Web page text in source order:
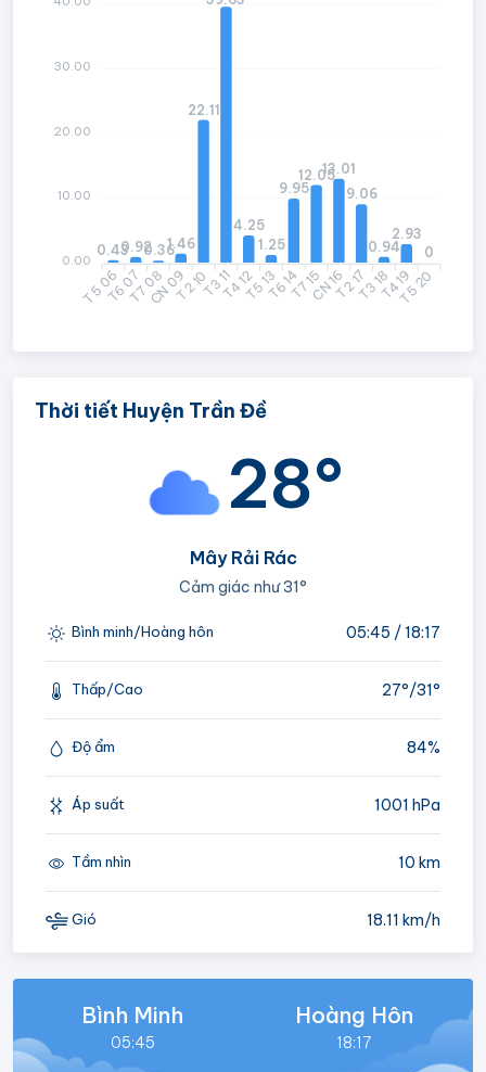
T5 06T6 07T7 08CN 09T2 10T3 11T4 12T5 13T6 14T7 15CN 16T2 17T3 18T4 19T5 20
0.430.920.361.46
22.11
4.25
1.25
9.95
12.0513.01
9.06
0.94
2.93
0
30.00
20.00
10.00
0.00
Thời tiết Huyện Trần Đề
28°
Mây Rải Rác
Cảm giác như31°
Bình minh/Hoàng hôn 05:45 / 18:17
Thấp/Cao 27°/31°
Độ ẩm 84%
Áp suất 1001 hPa
Tầm nhìn 10 km
Gió 18.11 km/h
Bình Minh
05:45
Hoàng Hôn
18:17